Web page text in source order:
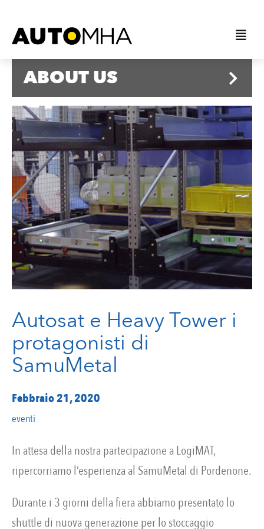
ABOUT US
Autosat e Heavy Tower i
protagonisti di
SamuMetal
Febbraio 21, 2020
eventi
In attesa della nostra partecipazione a LogiMAT,
ripercorriamo l’esperienza al SamuMetal di Pordenone.
Durante i 3 giorni della fiera abbiamo presentato lo
shuttle di nuova generazione per lo stoccaggio